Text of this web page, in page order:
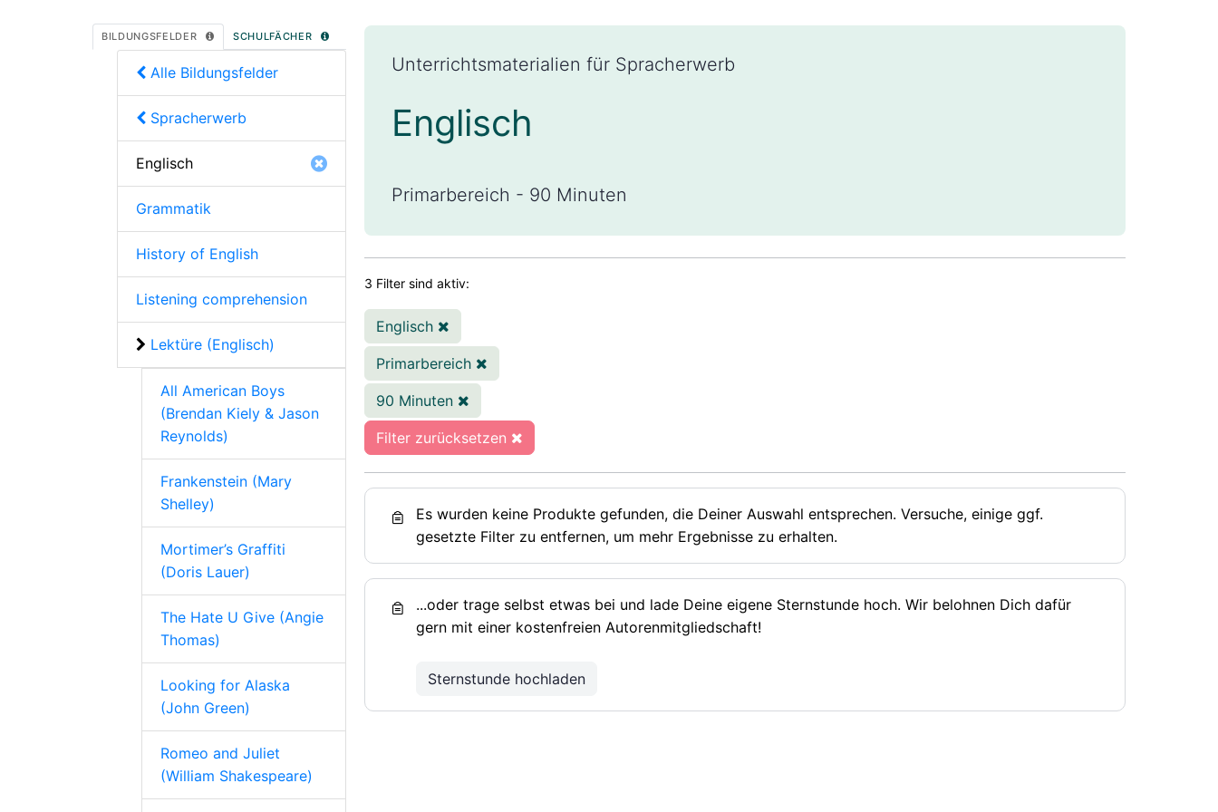
Unterrichtsmaterialien für Spracherwerb
Englisch
Primarbereich - 90 Minuten
3 Filter sind aktiv:
Englisch
Primarbereich
90 Minuten
Filter zurücksetzen
Es wurden keine Produkte gefunden, die Deiner Auswahl entsprechen. Versuche, einige ggf.
gesetzte Filter zu entfernen, um mehr Ergebnisse zu erhalten.
...oder trage selbst etwas bei und lade Deine eigene Sternstunde hoch. Wir belohnen Dich dafür
gern mit einer kostenfreien Autorenmitgliedschaft!
Sternstunde hochladen
BILDUNGSFELDER SCHULFÄCHER
Alle Bildungsfelder
Spracherwerb
Englisch
Grammatik
History of English
Listening comprehension
Lektüre (Englisch)
All American Boys
(Brendan Kiely & Jason
Reynolds)
Frankenstein (Mary
Shelley)
Mortimer’s Graffiti
(Doris Lauer)
The Hate U Give (Angie
Thomas)
Looking for Alaska
(John Green)
Romeo and Juliet
(William Shakespeare)